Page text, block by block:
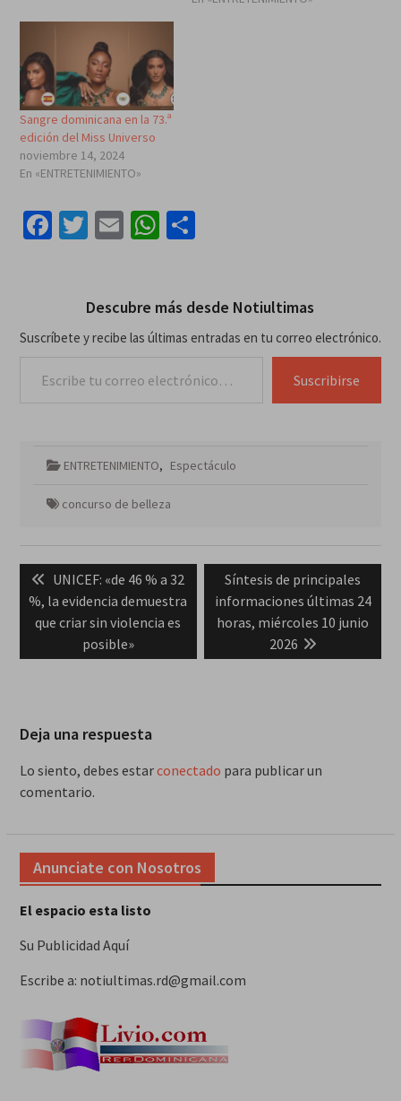
Sangre dominicana en la 73.ª
edición del Miss Universo
noviembre 14, 2024
En «ENTRETENIMIENTO»
Facebook
Twitter
EmailWhatsApp
Compartir
Descubre más desde Notiultimas
Suscríbete y recibe las últimas entradas en tu correo electrónico.
Suscribirse
ENTRETENIMIENTO, Espectáculo
concurso de belleza
de
entradas
Previous
post:
UNICEF: «de 46 % a 32
%, la evidencia demuestra
que criar sin violencia es
posible»
Next
post:
Síntesis de principales
informaciones últimas 24
horas, miércoles 10 junio
2026
Deja una respuesta
Lo siento, debes estarconectado para publicar un
comentario.
Anunciate con Nosotros
El espacio esta listo
Su Publicidad Aquí
Escribe a: notiultimas.rd@gmail.com